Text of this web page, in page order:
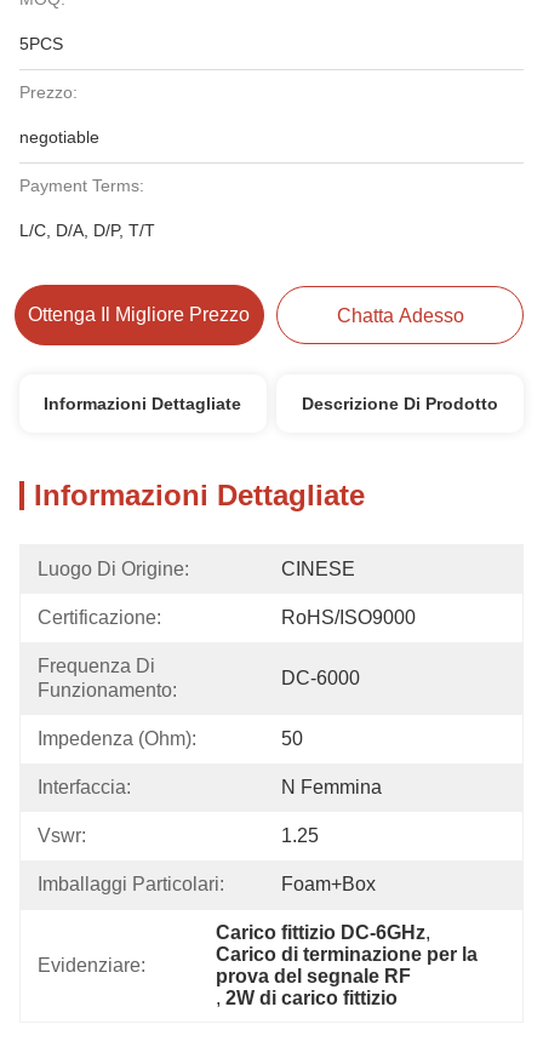
5PCS
Prezzo:
negotiable
Payment Terms:
L/C, D/A, D/P, T/T
Ottenga Il Migliore Prezzo Chatta Adesso
Informazioni Dettagliate Descrizione Di Prodotto
Informazioni Dettagliate
Luogo Di Origine: CINESE
Certificazione: RoHS/ISO9000
Frequenza Di
Funzionamento:
DC-6000
Impedenza (Ohm): 50
Interfaccia: N Femmina
Vswr: 1.25
Imballaggi Particolari: Foam+box
Evidenziare:
Carico fittizio DC-6GHz,
Carico di terminazione per la
prova del segnale RF
, 2W di carico fittizio